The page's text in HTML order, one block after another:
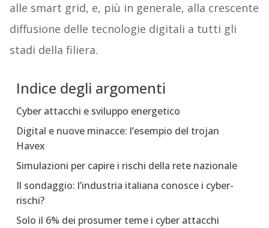
alle smart grid, e, più in generale, alla crescente
diffusione delle tecnologie digitali a tutti gli
stadi della filiera.
Indice degli argomenti
Cyber attacchi e sviluppo energetico
Digital e nuove minacce: l’esempio del trojan
Havex
Simulazioni per capire i rischi della rete nazionale
Il sondaggio: l’industria italiana conosce i cyber-
rischi?
Solo il 6% dei prosumer teme i cyber attacchi